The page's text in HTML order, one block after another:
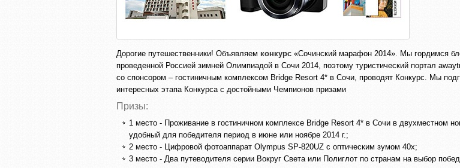
Дорогие путешественники! Объявляем конкурс «Сочинский марафон 2014». Мы гордимся
проведенной Россией зимней Олимпиадой в Сочи 2014, поэтому туристический портал
со спонсором – гостиничным комплексом Bridge Resort 4* в Сочи, проводят Конкурс. Мы
интересных этапа Конкурса с достойными Чемпионов призами
Призы:
1 место - Проживание в гостиничном комплексе Bridge Resort 4* в Сочи в двухместном
удобный для победителя период в июне или ноябре 2014 г.;
2 место - Цифровой фотоаппарат Olympus SP-820UZ с оптическим зумом 40x;
3 место - Два путеводителя серии Вокруг Света или Полиглот по странам на выбор